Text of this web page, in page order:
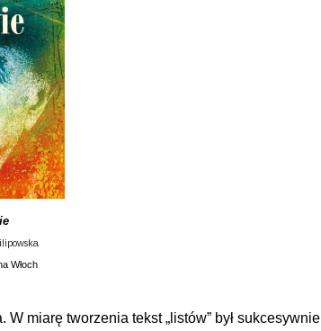
Włoch
miarę tworzenia tekst „listów” był sukcesywnie